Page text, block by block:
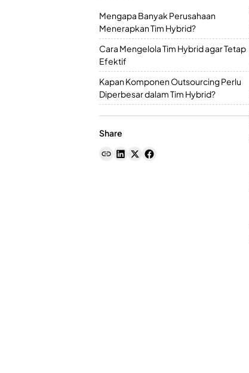
Mengapa Banyak Perusahaan
Menerapkan Tim Hybrid?
Cara Mengelola Tim Hybrid agar Tetap
Efektif
Kapan Komponen Outsourcing Perlu
Diperbesar dalam Tim Hybrid?
Share